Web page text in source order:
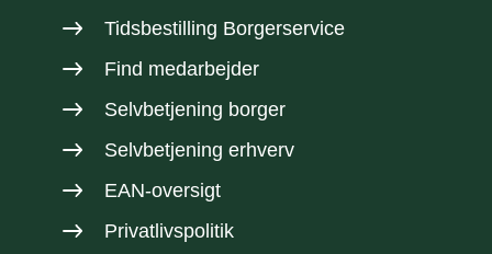
Tidsbestilling Borgerservice
Find medarbejder
Selvbetjening borger
Selvbetjening erhverv
EAN-oversigt
Privatlivspolitik